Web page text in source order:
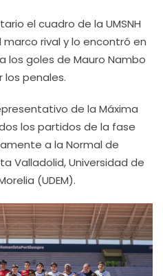
el cuadro de la UMSNH
rival y lo encontró en
los goles de Mauro Nambo
los penales.
de la Máxima
los partidos de la fase
a la Normal de
Valladolid, Universidad de
(UDEM).